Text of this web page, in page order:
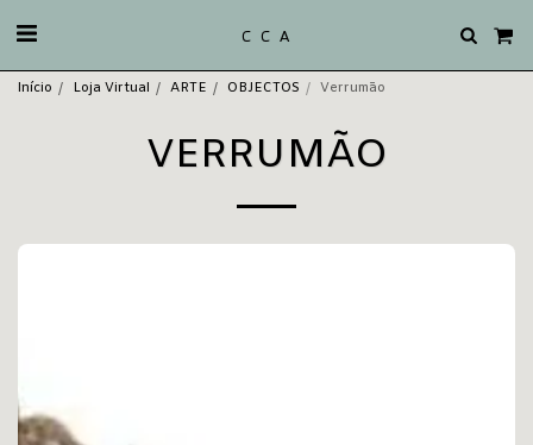
C C A
Início Loja Virtual ARTE OBJECTOS Verrumão
VERRUMÃO